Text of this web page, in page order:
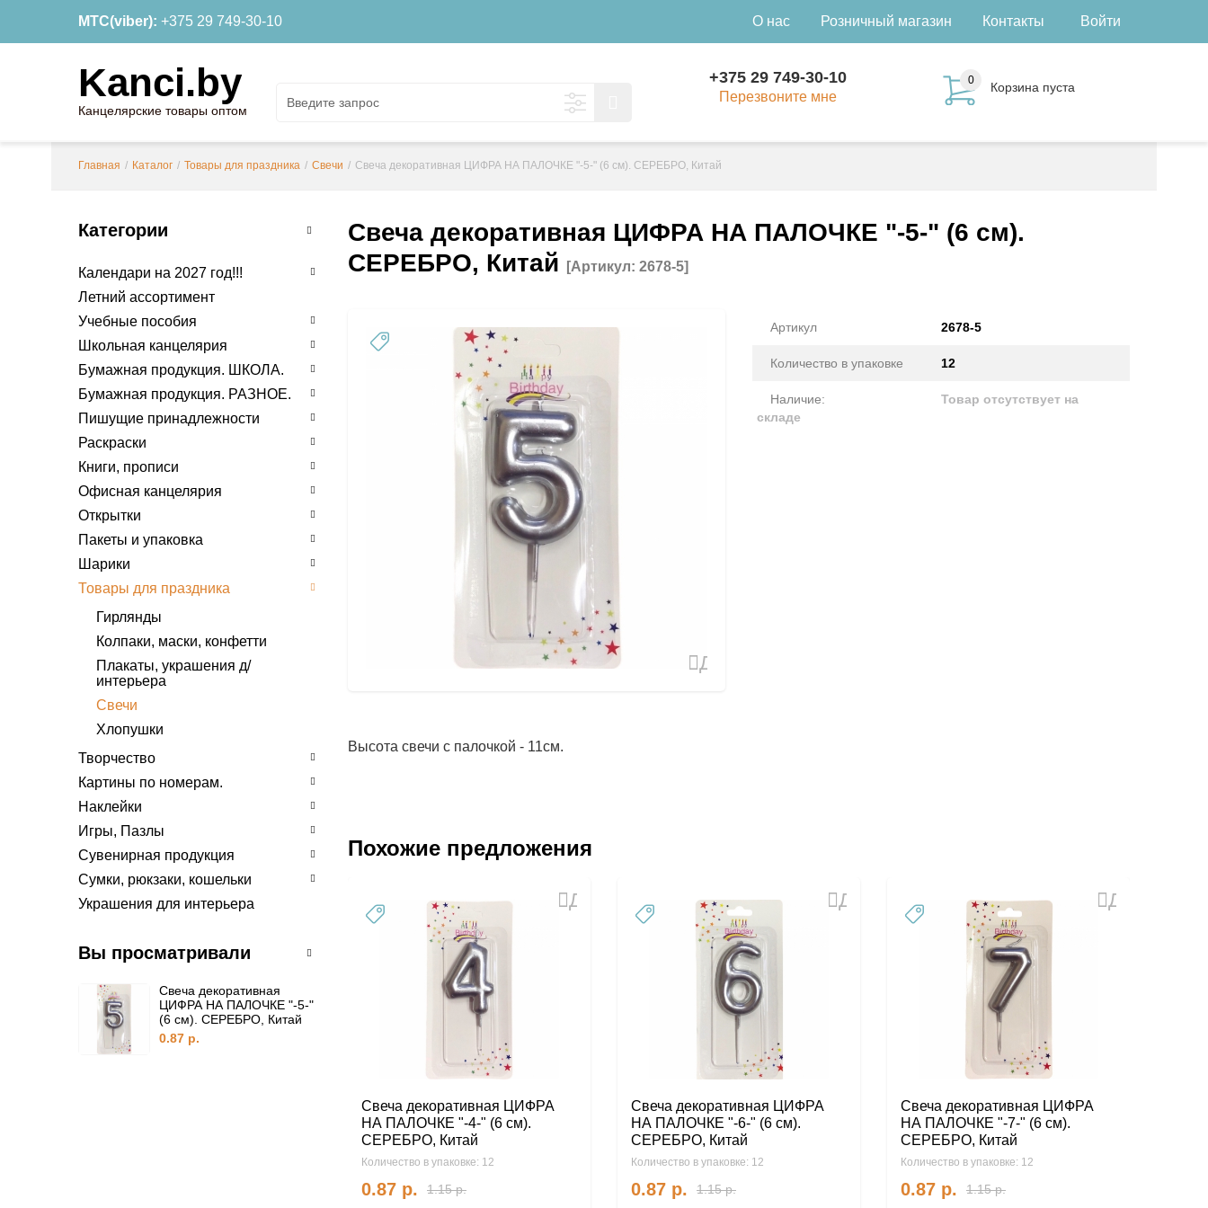
МТС(viber): +375 29 749-30-10 Войти
О нас Розничный магазин Контакты
Kanci.by
Канцелярские товары оптом
0 Корзина пуста
+375 29 749-30-10
Перезвоните мне
Главная / Каталог / Товары для праздника / Свечи / Свеча декоративная ЦИФРА НА ПАЛОЧКЕ "-5-" (6 см). СЕРЕБРО, Китай
Категории
Календари на 2027 год!!!
Летний ассортимент
Учебные пособия
Школьная канцелярия
Бумажная продукция. ШКОЛА.
Бумажная продукция. РАЗНОЕ.
Пишущие принадлежности
Раскраски
Книги, прописи
Офисная канцелярия
Открытки
Пакеты и упаковка
Шарики
Товары для праздника
Гирлянды
Колпаки, маски, конфетти
Плакаты, украшения д/
интерьера
Свечи
Хлопушки
Творчество
Картины по номерам.
Наклейки
Игры, Пазлы
Сувенирная продукция
Сумки, рюкзаки, кошельки
Украшения для интерьера
Вы просматривали
Свеча декоративная
ЦИФРА НА ПАЛОЧКЕ "-5-"
(6 см). СЕРЕБРО, Китай
0.87 р.
Свеча декоративная ЦИФРА НА ПАЛОЧКЕ "-5-" (6 см).
СЕРЕБРО, Китай
[Артикул: 2678-5]
Добавить
Артикул 2678-5
Количество в упаковке 12
Наличие:
Товар отсутствует на
складе
Высота свечи с палочкой - 11см.
Похожие предложения
Добавить
Свеча декоративная ЦИФРА
НА ПАЛОЧКЕ "-4-" (6 см).
СЕРЕБРО, Китай
Количество в упаковке: 12
0.87 р. 1.15р.
Добавить
Свеча декоративная ЦИФРА
НА ПАЛОЧКЕ "-6-" (6 см).
СЕРЕБРО, Китай
Количество в упаковке: 12
0.87 р. 1.15р.
Добавить
Свеча декоративная ЦИФРА
НА ПАЛОЧКЕ "-7-" (6 см).
СЕРЕБРО, Китай
Количество в упаковке: 12
0.87 р. 1.15р.